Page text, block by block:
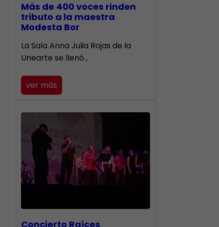
Más de 400 voces rinden
tributo a la maestra
Modesta Bor
​La Sala Anna Julia Rojas de la
Unearte se llenó…
ver más
​Concierto Raíces